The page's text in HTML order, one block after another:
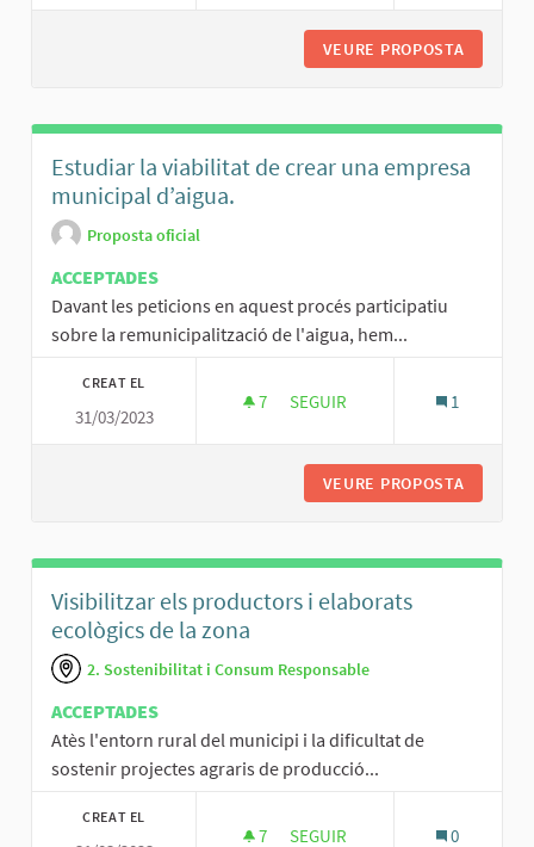
VEURE PROPOSTA
Estudiar la viabilitat de crear una empresa
municipal d’aigua.
Proposta oficial
ACCEPTADES
Davant les peticions en aquest procés participatiu
sobre la remunicipalització de l'aigua, hem...
CREAT EL
31/03/2023
7 7 SEGUIDORES
SEGUIR 1
VEURE PROPOSTA
Visibilitzar els productors i elaborats
ecològics de la zona
2. Sostenibilitat i Consum Responsable
ACCEPTADES
Atès l'entorn rural del municipi i la dificultat de
sostenir projectes agraris de producció...
CREAT EL
7 7 SEGUIDORES
SEGUIR 0